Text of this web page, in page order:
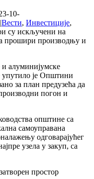
10-
|Вести, Инвестиције,
су искључени на
прошири производњу и
алуминијумске
упутило је Општини
за план предузећа да
погон и
општине са
самоуправана
одговарајућег
узела у закуп, са
простор